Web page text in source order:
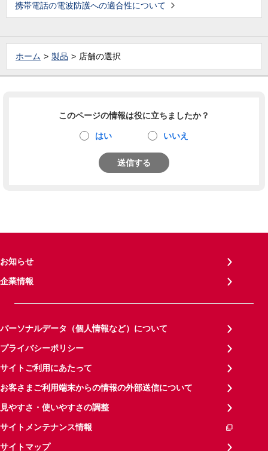
携帯電話の電波防護への適合性について
ホーム 製品 店舗の選択
このページの情報は役に立ちましたか？
はい いいえ
送信する
お知らせ
企業情報
パーソナルデータ（個人情報など）について
プライバシーポリシー
サイトご利用にあたって
お客さまご利用端末からの情報の外部送信について
見やすさ・使いやすさの調整
サイトメンテナンス情報
サイトマップ